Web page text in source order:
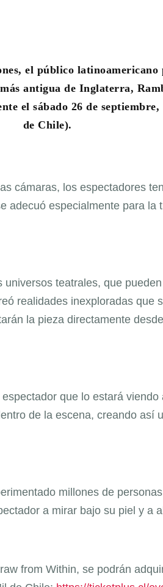
el público
antigua de Inglaterra,
el sábado 26 de
de Chile).
cámaras, los espectadores
adecuó especialmente para la
teatrales, que
realidades inexploradas que
la pieza directamente
que lo estará
de la escena, creando así
millones de
a mirar bajo su piel y a
from Within, se podrán